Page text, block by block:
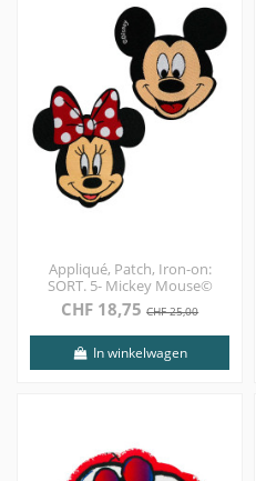
Appliqué, Patch, Iron-on:
SORT. 5- Mickey Mouse©
CHF 18,75CHF 25,00
In winkelwagen